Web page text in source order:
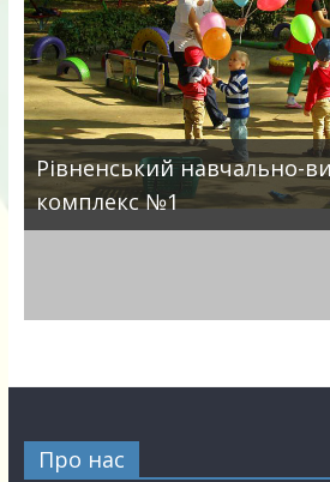
Рівненський навчально-
комплекс №1
Про нас